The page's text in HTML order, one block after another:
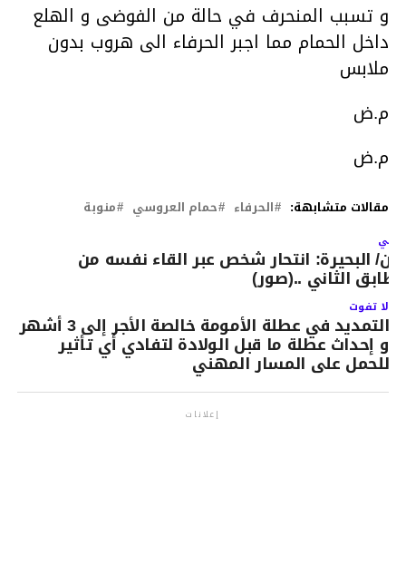
و تسبب المنحرف في حالة من الفوضى و الهلع
داخل الحمام مما اجبر الحرفاء الى هروب بدون
ملابس
م.ض
م.ض
مقالات متشابهة: الحرفاء حمام العروسي منوبة
البحيرة: انتحار شخص عبر القاء نفسه من
الثاني ..(صور)
لا تفوت
التمديد في عطلة الأمومة خالصة الأجر إلى 3 أشهر
و إحداث عطلة ما قبل الولادة لتفادي أي تأثير
للحمل على المسار المهني
إعلانات